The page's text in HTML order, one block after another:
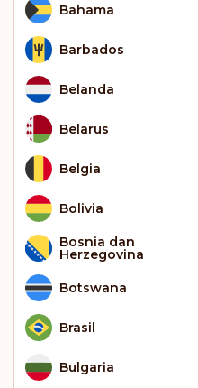
Bahama
Barbados
Belanda
Belarus
Belgia
Bolivia
Bosnia dan
Herzegovina
Botswana
Brasil
Bulgaria